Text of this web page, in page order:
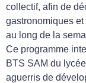
collectif, afin de
gastronomiques
au long de la
Ce programme
BTS SAM du
aguerris de